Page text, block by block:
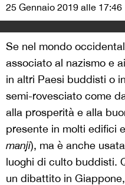
25 Gennaio 2019 alle 17:46
Se nel mondo
associato al nazismo e
in altri Paesi buddisti o
semi-rovesciato come
alla prosperità e alla
presente in molti edifici
manji), ma è anche
luoghi di culto buddisti.
un dibattito in